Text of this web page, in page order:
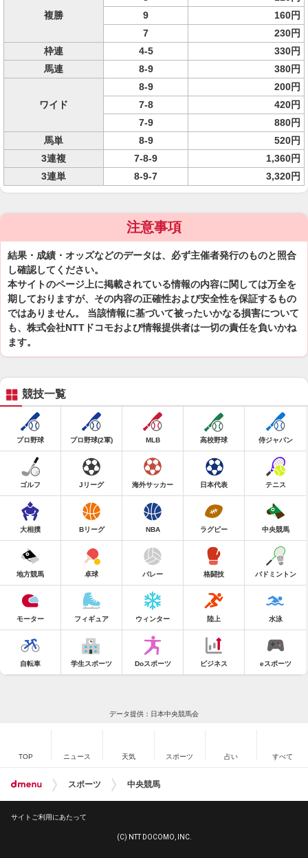
複勝
9
160円
7
230円
枠連
4-5
330円
馬連
8-9 380円
ワイド
8-9
200円
7-8
420円
7-9
880円
馬単
8-9
520円
3連複
7-8-9
1,360円
3連単
8-9-7 3,320円
注意事項
結果・成績・オッズなどのデータは、必ず主催者発行のものと照合
し確認してください。
本サイトのページ上に掲載されている情報の内容に関しては万全を
期しておりますが、その内容の正確性および安全性を保証するもの
ではありません。 当該情報に基づいて被ったいかなる損害について
も、株式会社NTTドコモおよび情報提供者は一切の責任を負いかね
ます。
競技一覧
プロ野球 プロ野球(2軍) MLB 高校野球 侍ジャパン
ゴルフ Jリーグ 海外サッカー 日本代表 テニス
大相撲 Bリーグ NBA ラグビー 中央競馬
地方競馬 卓球 バレー 格闘技 バドミントン
モーター フィギュア ウィンター 陸上 水泳
自転車 学生スポーツ Doスポーツ ビジネス eスポーツ
データ提供：日本中央競馬会
TOP ニュース 天気 スポーツ 占い すべて
スポーツ 中央競馬
サイトご利用にあたって
(C) NTT DOCOMO, INC.